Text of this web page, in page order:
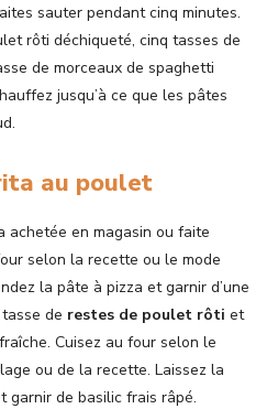
sauter pendant cinq minutes.
rôti déchiqueté, cinq tasses de
de morceaux de spaghetti
jusqu’à ce que les pâtes
au poulet
achetée en magasin ou faite
selon la recette ou le mode
la pâte à pizza et garnir d’une
de restes de poulet rôti et
Cuisez au four selon le
ou de la recette. Laissez la
garnir de basilic frais râpé.